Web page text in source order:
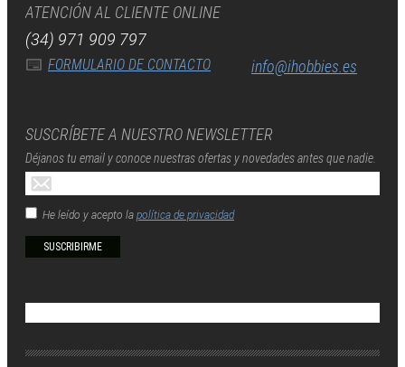
ATENCIÓN AL CLIENTE ONLINE
(34) 971 909 797
FORMULARIO DE CONTACTO info@ihobbies.es
SUSCRÍBETE A NUESTRO NEWSLETTER
Déjanos tu email y conoce nuestras ofertas y novedades antes que nadie.
He leído y acepto la política de privacidad